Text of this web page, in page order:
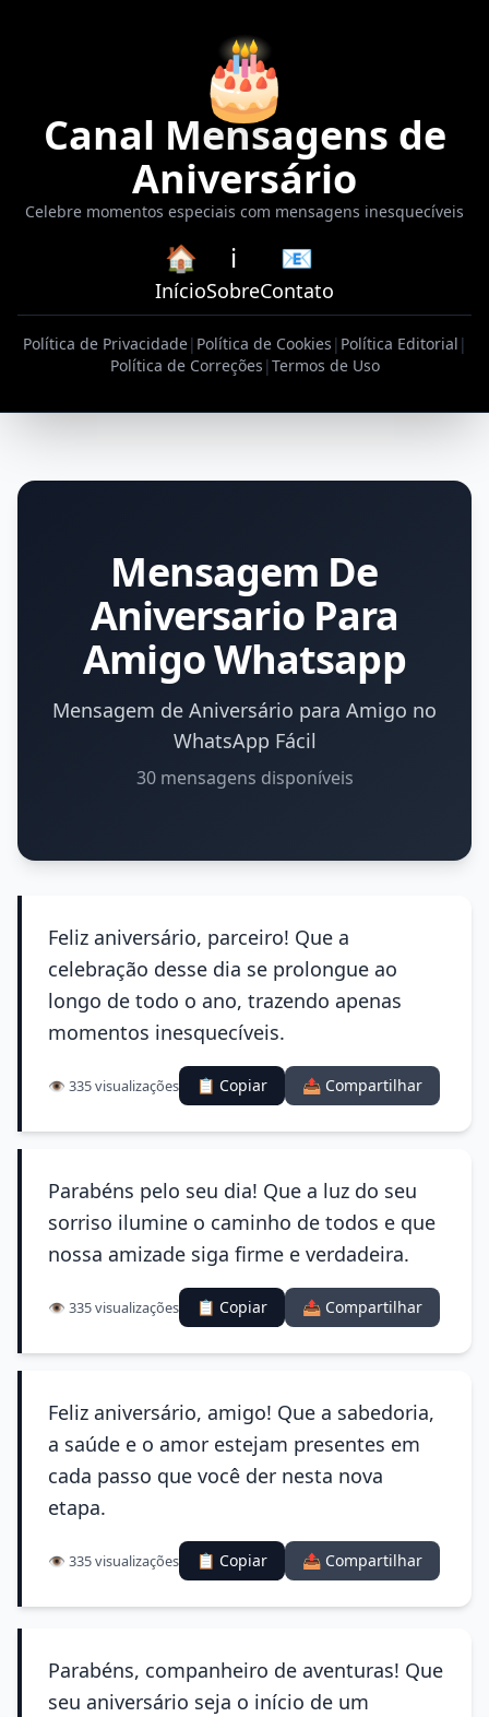
🎂
Canal Mensagens de
Aniversário
Celebre momentos especiais com mensagens inesquecíveis
🏠
Início
ℹ️
Sobre
📧
Contato
Política de Privacidade| Política de Cookies | Política Editorial |
Política de Correções |Termos de Uso
Mensagem De
Aniversario Para
Amigo Whatsapp
Mensagem de Aniversário para Amigo no
WhatsApp Fácil
30 mensagens disponíveis
Feliz aniversário, parceiro! Que a
celebração desse dia se prolongue ao
longo de todo o ano, trazendo apenas
momentos inesquecíveis.
👁️ 335 visualizações 📋 Copiar 📤 Compartilhar
Parabéns pelo seu dia! Que a luz do seu
sorriso ilumine o caminho de todos e que
nossa amizade siga firme e verdadeira.
👁️ 335 visualizações 📋 Copiar 📤 Compartilhar
Feliz aniversário, amigo! Que a sabedoria,
a saúde e o amor estejam presentes em
cada passo que você der nesta nova
etapa.
👁️ 335 visualizações 📋 Copiar 📤 Compartilhar
Parabéns, companheiro de aventuras! Que
seu aniversário seja o início de um